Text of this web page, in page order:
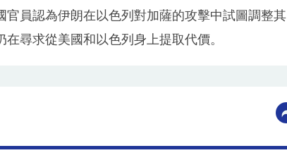
員認為伊朗在以色列對加薩的攻擊中試圖調整其
尋求從美國和以色列身上提取代價。